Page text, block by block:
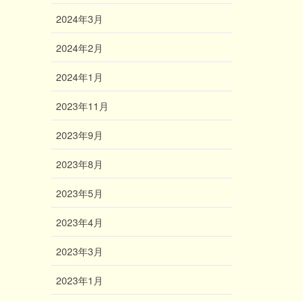
2024年3月
2024年2月
2024年1月
2023年11月
2023年9月
2023年8月
2023年5月
2023年4月
2023年3月
2023年1月